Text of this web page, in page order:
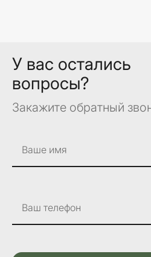
У вас остались
вопросы?
Закажите обратный
Ваше имя
Ваш телефон